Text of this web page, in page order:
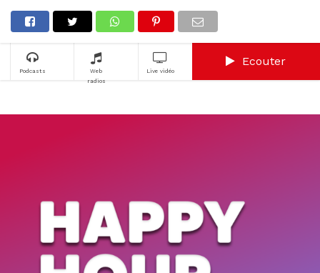
Podcasts
Web
radios
Live vidéo
Ecouter